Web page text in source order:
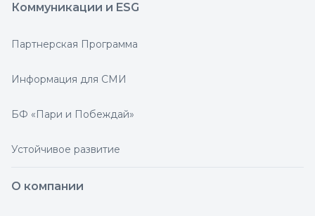
Коммуникации и ESG
Партнерская Программа
Информация для СМИ
БФ «Пари и Побеждай»
Устойчивое развитие
О компании